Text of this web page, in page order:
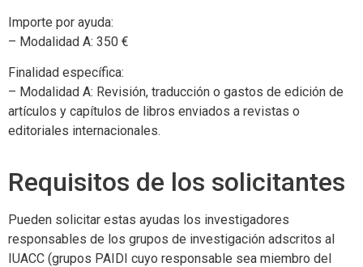
Importe por ayuda:
– Modalidad A: 350 €
Finalidad específica:
– Modalidad A: Revisión, traducción o gastos de edición de
artículos y capítulos de libros enviados a revistas o
editoriales internacionales.
Requisitos de los solicitantes
Pueden solicitar estas ayudas los investigadores
responsables de los grupos de investigación adscritos al
IUACC (grupos PAIDI cuyo responsable sea miembro del